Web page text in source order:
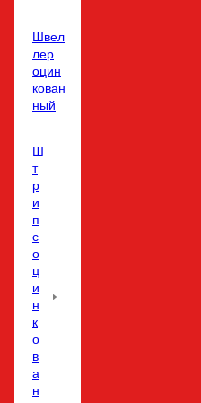
Швел
лер
оцин
кован
ный
Ш
т
р
и
п
с
о
ц
и
н
к
о
в
а
н